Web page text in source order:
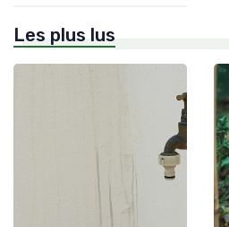
Les plus lus